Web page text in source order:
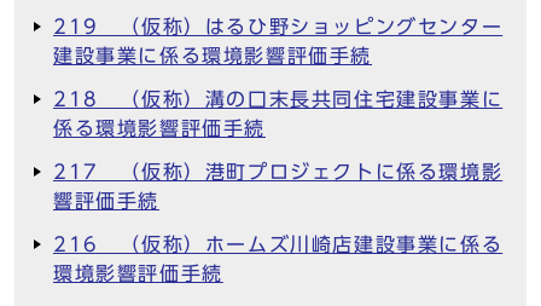
219 （仮称）はるひ野ショッピングセンター
建設事業に係る環境影響評価手続
218 （仮称）溝の口末長共同住宅建設事業に
係る環境影響評価手続
217 （仮称）港町プロジェクトに係る環境影
響評価手続
216 （仮称）ホームズ川崎店建設事業に係る
環境影響評価手続